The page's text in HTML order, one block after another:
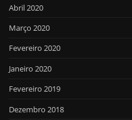
Abril 2020
Março 2020
Fevereiro 2020
Janeiro 2020
Fevereiro 2019
Dezembro 2018